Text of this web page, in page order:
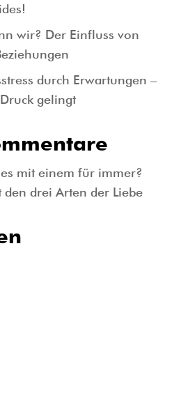
wir? Der Einfluss von
durch Erwartungen –
gelingt
mit einem für immer?
drei Arten der Liebe